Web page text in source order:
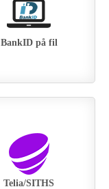
BankID på fil
Telia/SITHS